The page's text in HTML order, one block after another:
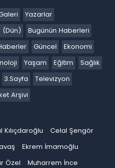
Yazarlar
(Dün)
Bugünün Haberleri
Güncel
Ekonomi
Yaşam Eğitim
Sağlık
3.Sayfa
Televizyon
Arşivi
Kılıçdaroğlu
Celal Şengör
Ekrem İmamoğlu
Özel
Muharrem İnce